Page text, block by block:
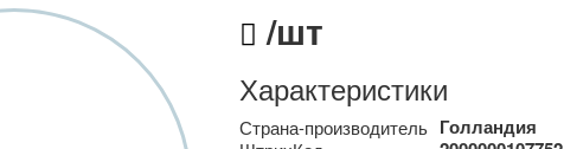
/шт
Характеристики
Страна-производитель Голландия